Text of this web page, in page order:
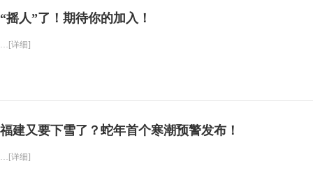
“摇人”了！期待你的加入！
…[详细]
福建又要下雪了？蛇年首个寒潮预警发布！
…[详细]